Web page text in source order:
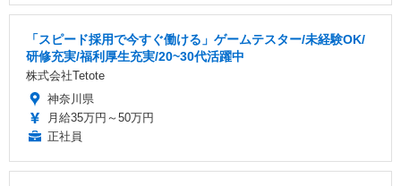
「スピード採用で今すぐ働ける」ゲームテスター/未経験OK/
研修充実/福利厚生充実/20~30代活躍中
株式会社Tetote
神奈川県
月給35万円～50万円
正社員